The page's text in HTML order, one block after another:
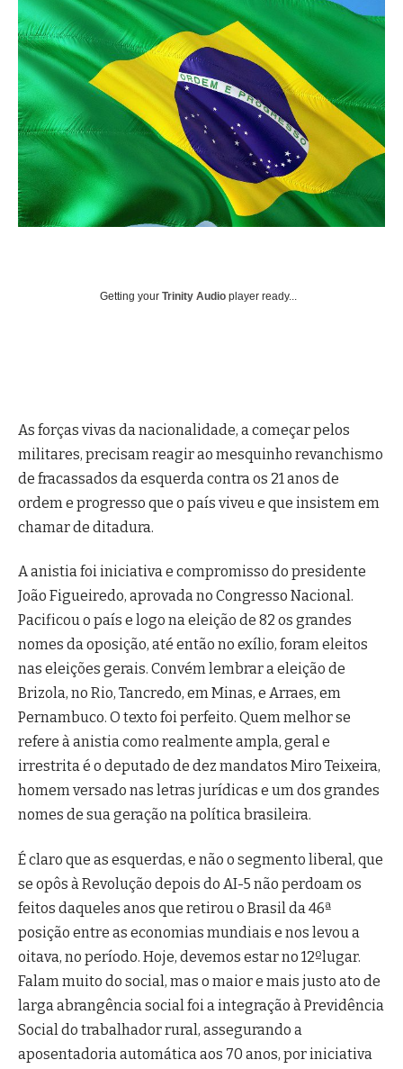
Getting your Trinity Audio player ready...
As forças vivas da nacionalidade, a começar pelos
militares, precisam reagir ao mesquinho revanchismo
de fracassados da esquerda contra os 21 anos de
ordem e progresso que o país viveu e que insistem em
chamar de ditadura.
A anistia foi iniciativa e compromisso do presidente
João Figueiredo, aprovada no Congresso Nacional.
Pacificou o país e logo na eleição de 82 os grandes
nomes da oposição, até então no exílio, foram eleitos
nas eleições gerais. Convém lembrar a eleição de
Brizola, no Rio, Tancredo, em Minas, e Arraes, em
Pernambuco. O texto foi perfeito. Quem melhor se
refere à anistia como realmente ampla, geral e
irrestrita é o deputado de dez mandatos Miro Teixeira,
homem versado nas letras jurídicas e um dos grandes
nomes de sua geração na política brasileira.
É claro que as esquerdas, e não o segmento liberal, que
se opôs à Revolução depois do AI-5 não perdoam os
feitos daqueles anos que retirou o Brasil da 46ª
posição entre as economias mundiais e nos levou a
oitava, no período. Hoje, devemos estar no 12ºlugar.
Falam muito do social, mas o maior e mais justo ato de
larga abrangência social foi a integração à Previdência
Social do trabalhador rural, assegurando a
aposentadoria automática aos 70 anos, por iniciativa